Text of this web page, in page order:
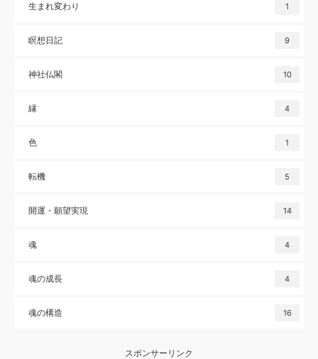
生まれ変わり 1
瞑想日記 9
神社仏閣 10
縁 4
色 1
転機 5
開運・願望実現 14
魂 4
魂の成長 4
魂の構造 16
スポンサーリンク